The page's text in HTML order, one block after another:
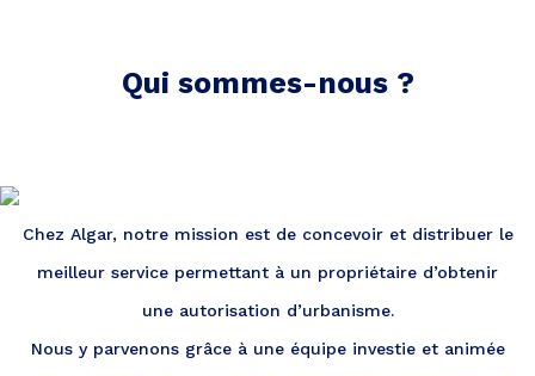
Qui sommes-nous ?
Chez Algar, notre mission est de concevoir et distribuer le
meilleur service permettant à un propriétaire d’obtenir
une autorisation d’urbanisme.
Nous y parvenons grâce à une équipe investie et animée